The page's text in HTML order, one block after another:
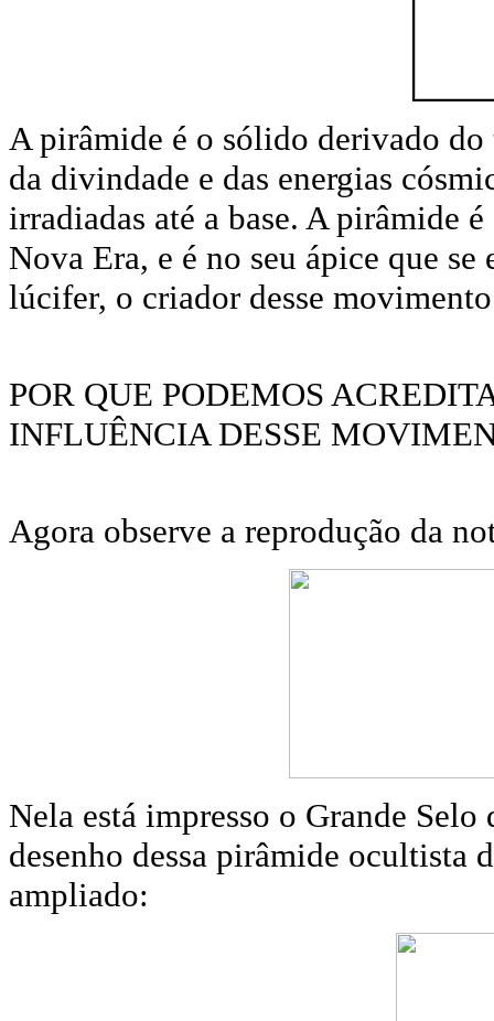
A pirâmide é o sólido derivado
da divindade e das energias
irradiadas até a base. A pirâmide
Nova Era, e é no seu ápice que
lúcifer, o criador desse
POR QUE PODEMOS
INFLUÊNCIA DESSE
Agora observe a reprodução da
Nela está impresso o Grande
desenho dessa pirâmide ocultista
ampliado: